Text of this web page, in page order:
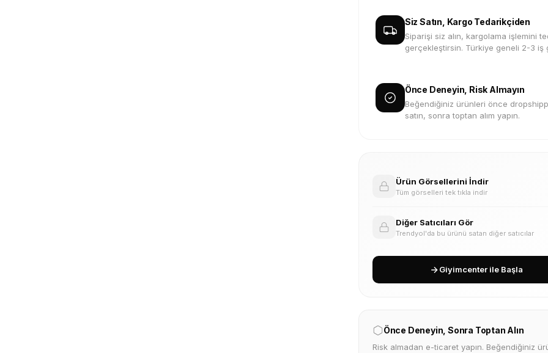
Siz Satın, Kargo Tedarikçiden
Siparişi siz alın, kargolama işlemini
gerçekleştirsin. Türkiye geneli 2-3 iş
Önce Deneyin, Risk Almayın
Beğendiğiniz ürünleri önce
satın, sonra toptan alım yapın.
Ürün Görsellerini İndir
Tüm görselleri tek tıkla indir
Diğer Satıcıları Gör
Trendyol'da bu ürünü satan diğer satıcılar
Giyimcenter ile Başla
Önce Deneyin, Sonra Toptan Alın
Risk almadan e-ticaret yapın. Beğendiğiniz